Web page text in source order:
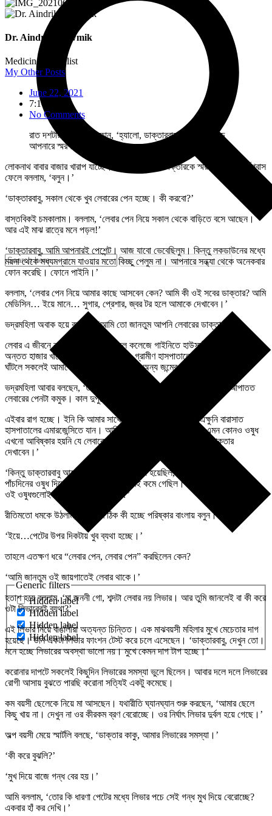
Generic filters
Hidden label
Hidden label
Hidden label
Hidden label
Dr. Aindril Bhowmik
Medicine specialist
My Other Posts
June 22, 2021
7:17 am
No Comments
রাত দশটায় নারী কন্ঠের ফোন, ‘হ্যালো, ডাক্তারবাবু, খুব বিপদে পড়ে
আপনারে স্মরণ করছি?’
লোকনাথ বাবার বাজার খারাপ যাচ্ছে। বিপদে লোকজন ডাক্তারকে স্মরণ করছে। দীর্ঘশ্বাস
ফেলে বললাম, ‘বলুন।’
‘ডাক্তারবাবু, সকাল থেকে খুব লেবারের পেন হচ্ছে। কী করবো?’
বাস্তবিকই চমকালাম। বললাম, ‘লেবার পেন নিয়ে সকাল থেকে বাড়িতে বসে আছেন।
আর এই মাঝ রাত্রে মনে পড়ল!’
‘ডাক্তারবাবু, আমি আপনারই পেশেন্ট। আজ যাবো ভেবেছিলুম। কিন্তু লকডাউনের মধ্যে
ময়না থেকে মধ্যমগ্রামে যাওয়ার মতো কিচ্ছু পেলুম না। আপনারে সন্ধ্যা থেকে অনেকবার
ফোন করেছি। ফোনে পাইনি।’
বললাম, ‘লেবার পেন নিয়ে আমার কাছে আসবেন কেন? আমি কী ওই সবের ডাক্তার? আমি
মেডিসিন… ইয়ে মানে… সুগার, প্রেশার, জ্বর টর হলে আমাকে দেখাবেন।’
ভদ্রমহিলা অবাক হয়ে বললেন, ‘আমি তো জানতুম আপনি লেবারের ডাক্তার।’
লেবার এ জীবনে কম করাই নি। মেডিকেল কলেজে গাইনিতে হাউসস্টাফশিপ করার সময়ে
অন্তত হাজার খানেক ডেলিভারি করিয়েছি। গ্রামীণ হাসপাতালে কোনো লেবার কেস
ঘাঁটলে সকলেই আমাকে ডাকত। কিন্তু সেতো অন্য জন্মের কথা।
ভদ্রমহিলা আবার বলছেন, ‘ডাক্তারবাবু, যাহোক কিছু একটা ওষুধ বলে দিন। আপাতত
লেবারের পেনটা কমুক। কাল দুপুরে আপনারে গিয়ে দেখাবো।’
এইবার রাগ হচ্ছে। ইনি কি আমার সাথে ইয়ার্কি করছেন? বললাম, ‘এক্ষুনি বারাসাত
হাসপাতালের এমারজেন্সিতে যান। আমি লেবারের ডাক্তার নই। আর এমন কোনও ওষুধ
এখনো আবিষ্কার হয়নি যে লেবারের পেন চেপে রেখে আপনি পরের দিন ডাক্তার
দেখাবেন।’
‘কিন্তু ডাক্তারবাবু আগেরবার যখন লেবারের পেন হয়েছিল, আপনিই দেখেছিলেন।
পাঁচদিনের ওষুধ দিয়েছিলেন। ব্যথা একেবারেই কমে গেছিল। এতদিন ভালোই ছিলাম।
ওই ওষুধগুলোই কি আরেকবার খেয়ে নেব?’
রীতিমতো ধমকে উঠলাম, ‘আপনার ঠিক কী হচ্ছে পরিষ্কার বাংলায় বলুন।’
‘ইয়ে…পেটের উপর দিকটায় খুব ব্যথা হচ্ছে।’
তাহলে এতক্ষণ ধরে “লেবার পেন, লেবার পেন” করছিলেন কেন?
‘আমি জানতুম ওই জায়গাতেই লেবার থাকে।’
হতাশ হয়ে বললাম, ‘মা জননী গো, শব্দটা লেবার নয় লিভার। আর তুমি জানলেই বা কী করে
ওটা লিভারেরই ব্যথা?’
এই লিভার নিয়ে বাঙালীরা অত্যন্ত চিন্তিত। এক মাঝবয়সী মহিলার মুখে মেচেতার দাগ
হয়েছে। উনি একটা লিভার ফাংশন টেস্ট করে চলে এসেছেন। ‘ডাক্তারবাবু, দেখুন তো।
মনে হচ্ছে লিভারের অবস্থা ভালো নয়। মুখে কেমন দাগ টাগ হচ্ছে।’
করোনার দাপটে সকলেই কিছুদিন লিভারের সমস্যা ভুলে ছিলেন। আবার দলে দলে লিভারের
রোগী আসায় বুঝতে পারছি করোনা সত্যিই একটু কমেছে।
কম বয়সী ছেলেকে নিয়ে মা আসছেন। যথারীতি ঘ্যানঘ্যান শুরু করছেন, ‘আমার ছেলে
কিছু খায় না। দেখুন না ওর কীরকম ব্রণ বেরোচ্ছে। ওর নির্ঘাৎ লিভার দুর্বল হয়ে গেছে।’
অল্প বয়সী মেয়ে স্মার্টলি বলছে, ‘ডাক্তার কাকু, আমার লিভারের সমস্যা।’
‘কী করে বুঝলি?’
‘মুখ দিয়ে বাজে গন্ধ বের হয়।’
আমি বললাম, ‘তোর কি ধারণা পেটের মধ্যে লিভার পচে সেই গন্ধ মুখ দিয়ে বেরোচ্ছে?
একবার হাঁ কর দেখি।’